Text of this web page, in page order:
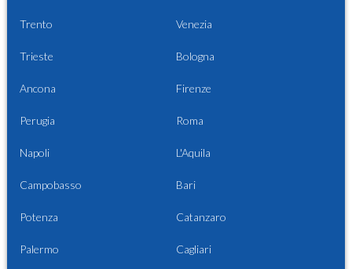
Trento Venezia
Trieste Bologna
Ancona Firenze
Perugia Roma
Napoli L'Aquila
Campobasso Bari
Potenza Catanzaro
Palermo Cagliari